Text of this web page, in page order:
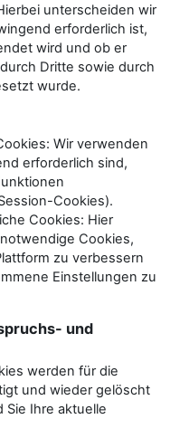
unterscheiden wir
erforderlich ist,
wird und ob er
Dritte sowie durch
wurde.
Wir verwenden
erforderlich sind,
Cookies).
Cookies: Hier
Cookies,
zu verbessern
Einstellungen zu
und
werden für die
und wieder gelöscht
Sie Ihre aktuelle